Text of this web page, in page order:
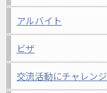
アルバイト
ビザ
交流活動にチャレンジ